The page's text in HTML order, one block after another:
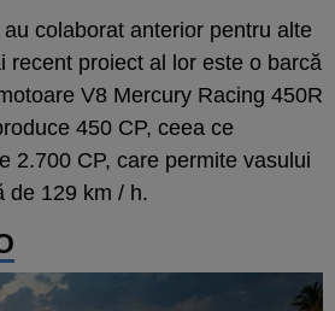
colaborat anterior pentru alte
recent proiect al lor este o barcă
V8 Mercury Racing 450R
450 CP, ceea ce
2.700 CP, care permite vasului
de 129 km / h.